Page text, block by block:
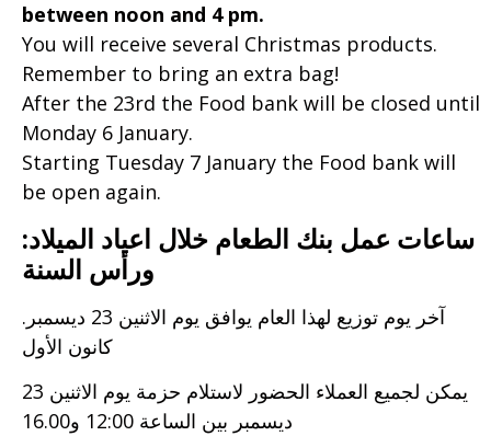
between noon and 4 pm.
You will receive several Christmas products.
Remember to bring an extra bag!
After the 23rd the Food bank will be closed until
Monday 6 January.
Starting Tuesday 7 January the Food bank will
be open again.
:​ساعات عمل بنك الطعام خلال اعياد الميلاد
ورأس السنة
.​آخر يوم توزيع لهذا العام يوافق يوم الاثنين 23 ديسمبر
كانون الأول
يمكن لجميع العملاء الحضور لاستلام حزمة يوم الاثنين 23
ديسمبر بين الساعة 12:00 و16.00